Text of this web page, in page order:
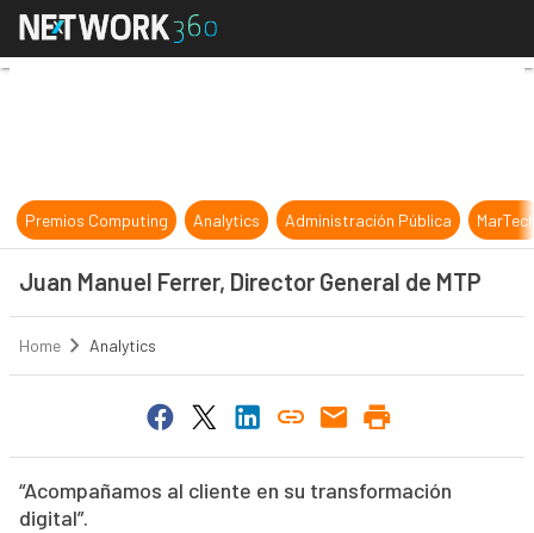
Juan Manuel Ferrer, Director
Premios Computing Analytics Administración Pública
Juan Manuel Ferrer, Director General de MTP
Home Analytics
“Acompañamos al cliente en su transformación
digital”.